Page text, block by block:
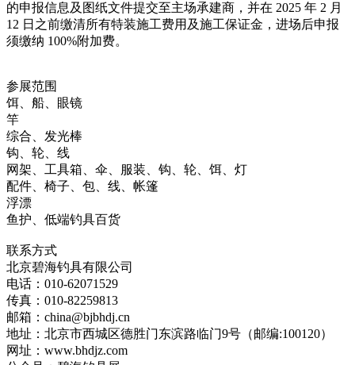
的申报信息及图纸文件提交至主场承建商，并在 2025 年 2 月
12 日之前缴清所有特装施工费用及施工保证金，进场后申报
须缴纳 100%附加费。
参展范围
饵、船、眼镜
竿
综合、发光棒
钩、轮、线
网架、工具箱、伞、服装、钩、轮、饵、灯
配件、椅子、包、线、帐篷
浮漂
鱼护、低端钓具百货
联系方式
北京碧海钓具有限公司
电话：010-62071529
传真：010-82259813
邮箱：china@bjbhdj.cn
地址：北京市西城区德胜门东滨路临门9号（邮编:100120）
网址：www.bhdjz.com